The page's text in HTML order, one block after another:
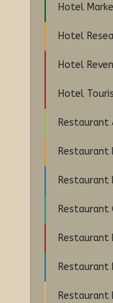
Hotel
Hotel
Hotel
Hotel
Restaurant
Restaurant
Restaurant
Restaurant
Restaurant
Restaurant
Restaurant